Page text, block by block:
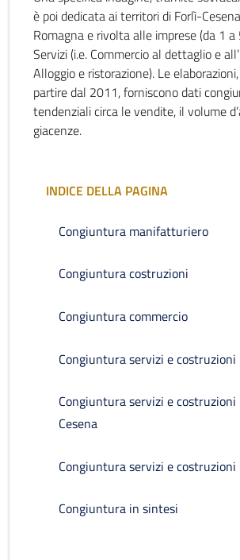
è poi dedicata ai territori di Forlì-
Romagna e rivolta alle imprese (da 1
Servizi (i.e. Commercio al dettaglio e
Alloggio e ristorazione). Le
partire dal 2011, forniscono dati
tendenziali circa le vendite, il volume
giacenze.
INDICE DELLA PAGINA
Congiuntura manifatturiero
Congiuntura costruzioni
Congiuntura commercio
Congiuntura servizi e costruzioni
Congiuntura servizi e
Cesena
Congiuntura servizi e costruzioni
Congiuntura in sintesi